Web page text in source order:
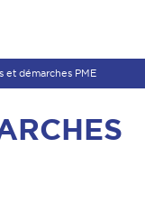
et démarches PME